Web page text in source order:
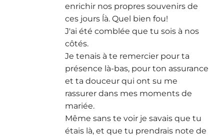
enrichir nos propres souvenirs de
ces jours ĺà. Quel bien fou!
J'ai été comblée que tu sois à nos
côtés.
Je tenais à te remercier pour ta
présence là-bas, pour ton assurance
et ta douceur qui ont su me
rassurer dans mes moments de
mariée.
Même sans te voir je savais que tu
étais là, et que tu prendrais note de